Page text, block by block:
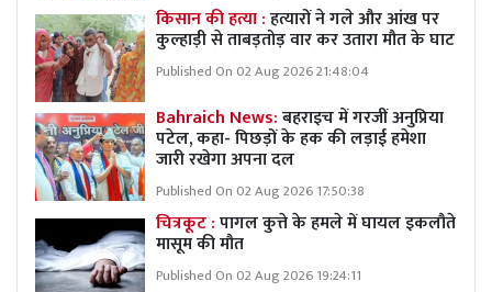
किसान की हत्या :हत्यारों ने गले और आंख पर
कुल्हाड़ी से ताबड़तोड़ वार कर उतारा मौत के घाट
Published On 02 Aug 2026 21:48:04
Bahraich News:बहराइच में गरजीं अनुप्रिया
पटेल, कहा- पिछड़ों के हक की लड़ाई हमेशा
जारी रखेगा अपना दल
Published On 02 Aug 2026 17:50:38
चित्रकूट :पागल कुत्ते के हमले में घायल इकलौते
मासूम की मौत
Published On 02 Aug 2026 19:24:11